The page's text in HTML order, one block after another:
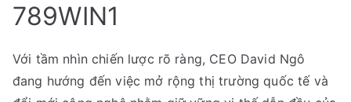
789WIN1
Với tầm nhìn chiến lược rõ ràng, CEO David Ngô
đang hướng đến việc mở rộng thị trường quốc tế và